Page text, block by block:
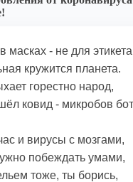
масках - не для
кружится планета.
горестно народ,
ковид - микробов
и вирусы с мозгами,
побеждать умами,
тоже, ты борись,